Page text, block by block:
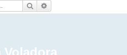
Buscar
Voladora